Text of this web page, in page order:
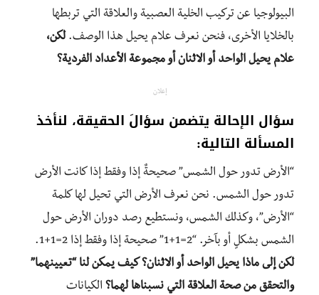
البيولوجيا عن تركيب الخلية العصبية والعلاقة التي تربطها
بالخلايا الأخرى، فنحن نعرف علام يحيل هذا الوصف. لكن،
علام يحيل الواحد أو الاثنان أو مجموعة الأعداد الفردية؟
إعلان
سؤال الإحالة يتضمن سؤالَ الحقيقة، لنأخذ
المسألة التالية:
“الأرض تدور حول الشمس” صحيحةٌ إذا وفقط إذا كانت الأرض
تدور حول الشمس. نحن نعرف الأرض التي تحيل لها كلمة
“الأرض”، وكذلك الشمس، ونستطيع رصد دوران الأرض حول
الشمس بشكلٍ أو بآخر. “2=1+1” صحيحة إذا وفقط إذا 2=1+1.
لكن إلى ماذا يحيل الواحد أو الاثنان؟ كيف يمكن لنا “تعيينهما”
والتحقق من صحة العلاقة التي نسبناها لهما؟ الكيانات